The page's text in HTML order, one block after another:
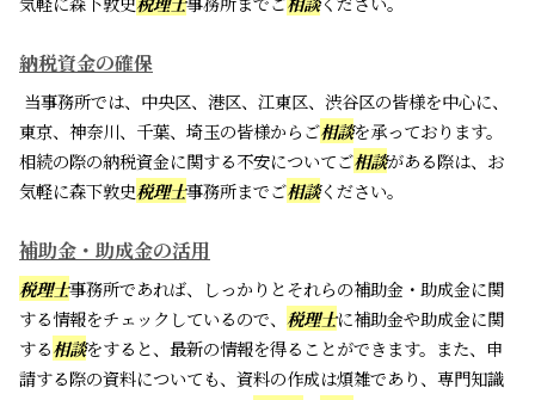
納税資金の確保
当事務所では、中央区、港区、江東区、渋谷区の皆様を中心に、
東京、神奈川、千葉、埼玉の皆様からご相談を承っております。
相続の際の納税資金に関する不安についてご相談がある際は、お
気軽に森下敦史税理士事務所までご相談ください。
補助金・助成金の活用
税理士事務所であれば、しっかりとそれらの補助金・助成金に関
する情報をチェックしているので、 税理士に補助金や助成金に関
する相談をすると、最新の情報を得ることができます。また、申
請する際の資料についても、資料の作成は煩雑であり、専門知識